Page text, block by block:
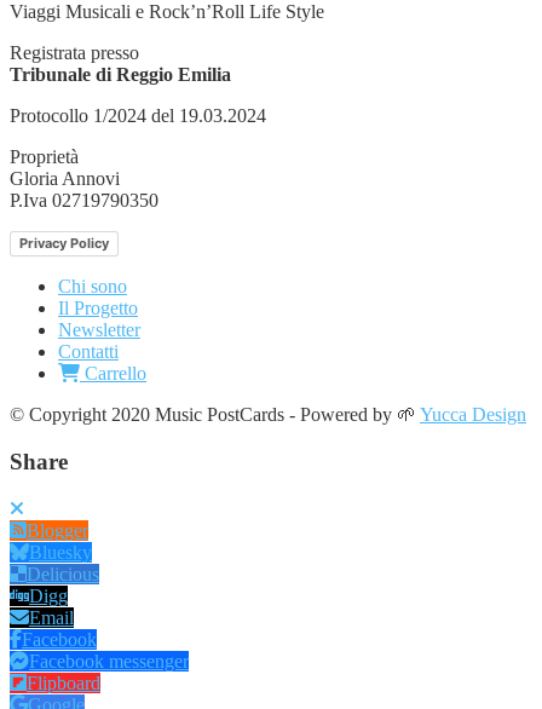
Viaggi Musicali e Rock’n’Roll Life Style
Registrata presso
Tribunale di Reggio Emilia
Protocollo 1/2024 del 19.03.2024
Proprietà
Gloria Annovi
P.Iva 02719790350
Privacy Policy
Chi sono
Il Progetto
Newsletter
Contatti
Carrello
© Copyright 2020 Music PostCards - Powered by 🌱 Yucca Design
Share
Blogger
Bluesky
Delicious
Digg
Email
Facebook
Facebook messenger
Flipboard
Google